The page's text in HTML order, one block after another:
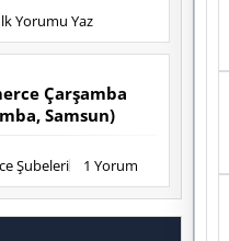
Yorumu Yaz
Çarşamba
Samsun)
Şubeleri 1 Yorum